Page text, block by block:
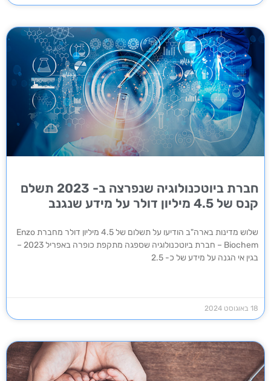
חברת ביוטכנולוגיה שנפרצה ב- 2023 תשלם
קנס של 4.5 מיליון דולר על מידע שנגנב
שלוש מדינות בארה"ב הודיעו על תשלום של 4.5 מיליון דולר מחברת Enzo
Biochem – חברת ביוטכנולוגיה שספגה מתקפת כופרה באפריל 2023 –
בגין אי הגנה על מידע של כ- 2.5
18 באוגוסט 2024